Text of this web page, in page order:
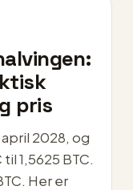
pris
2028, og
1,5625 BTC.
Her er